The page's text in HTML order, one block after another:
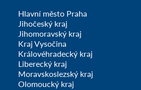
Hlavní město Praha
Jihočeský kraj
Jihomoravský kraj
Kraj Vysočina
Královéhradecký kraj
Liberecký kraj
Moravskoslezský kraj
Olomoucký kraj